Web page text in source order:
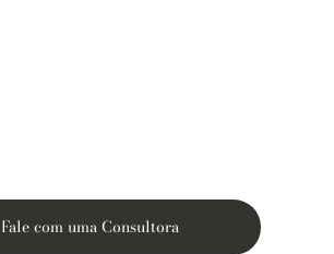
Fale com uma Consultora